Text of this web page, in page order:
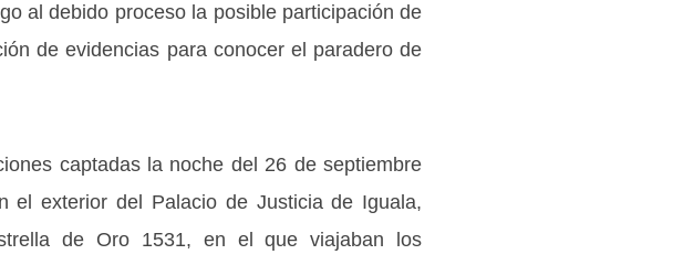
al debido proceso la posible participación de
de evidencias para conocer el paradero de
captadas la noche del 26 de septiembre
el exterior del Palacio de Justicia de Iguala,
de Oro 1531, en el que viajaban los